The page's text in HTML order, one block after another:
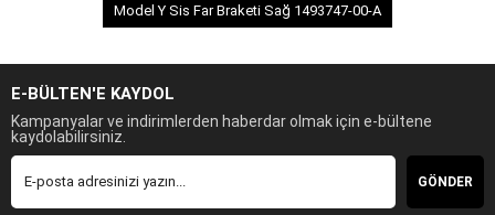
Model Y Sis Far Braketi Sağ 1493747-00-A
E-BÜLTEN'E KAYDOL
Kampanyalar ve indirimlerden haberdar olmak için e-bültene
kaydolabilirsiniz.
GÖNDER